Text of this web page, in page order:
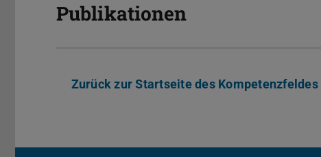
Publikationen
Zurück zur Startseite des